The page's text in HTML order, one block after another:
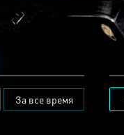
За все время